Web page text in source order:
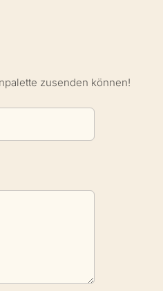
zusenden können!